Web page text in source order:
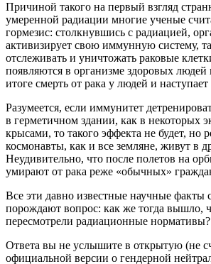
Причиной такого на первый взгляд
умеренной радиации многие ученые
гормезис: столкнувшись с радиацией,
активизирует свою иммунную систему,
отслеживать и уничтожать раковые
появляются в организме здоровых
итоге смерть от рака у людей и
Разумеется, если иммунитет
в герметичном здании, как в некоторых
крысами, то такого эффекта не будет, но
космонавты, как и все земляне, живут в
Неудивительно, что после полетов на
умирают от рака реже «обычных»
Все эти давно известные научные факты
порождают вопрос: как же тогда вышло,
пересмотрели радиационные нормативы?
Ответа вы не услышите в открытую (не
официальной версии о гендерной